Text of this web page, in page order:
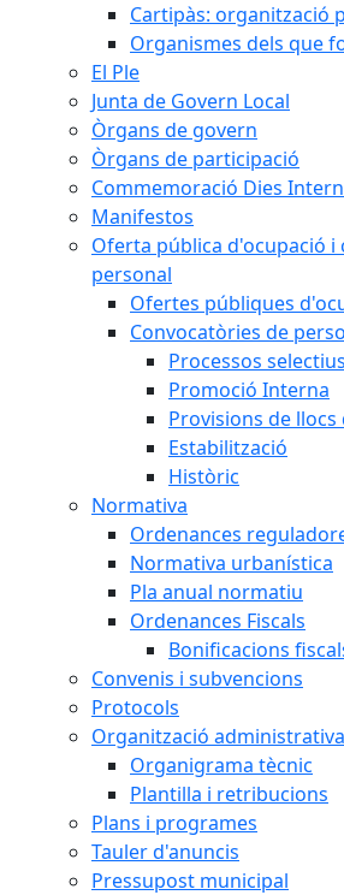
Cartipàs: organització
Organismes dels que
El Ple
Junta de Govern Local
Òrgans de govern
Òrgans de participació
Commemoració Dies
Manifestos
Oferta pública d'ocupació i
personal
Ofertes públiques
Convocatòries de
Processos
Promoció Interna
Provisions de
Estabilització
Històric
Normativa
Ordenances
Normativa urbanística
Pla anual normatiu
Ordenances Fiscals
Bonificacions
Convenis i subvencions
Protocols
Organització administrativa
Organigrama tècnic
Plantilla i retribucions
Plans i programes
Tauler d'anuncis
Pressupost municipal